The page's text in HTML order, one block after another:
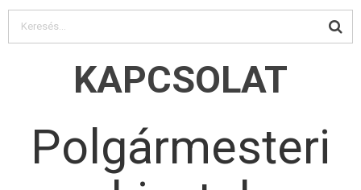
KAPCSOLAT
Polgármesteri